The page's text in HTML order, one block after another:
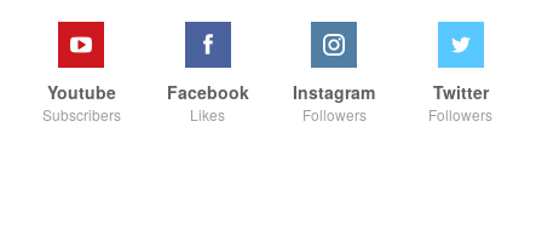
Youtube
Subscribers
Facebook
Likes
Instagram
Followers
Twitter
Followers